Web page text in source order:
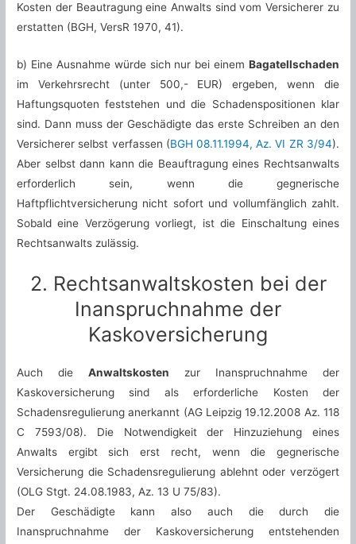
Kosten der Beautragung eine Anwalts sind vom Versicherer zu
erstatten (BGH, VersR 1970, 41).
b) Eine Ausnahme würde sich nur bei einem Bagatellschaden
im Verkehrsrecht (unter 500,- EUR) ergeben, wenn die
Haftungsquoten feststehen und die Schadenspositionen klar
sind. Dann muss der Geschädigte das erste Schreiben an den
Versicherer selbst verfassen (BGH 08.11.1994, Az. VI ZR 3/94).
Aber selbst dann kann die Beauftragung eines Rechtsanwalts
erforderlich sein, wenn die gegnerische
Haftpflichtversicherung nicht sofort und vollumfänglich zahlt.
Sobald eine Verzögerung vorliegt, ist die Einschaltung eines
Rechtsanwalts zulässig.
2. Rechtsanwaltskosten bei der
Inanspruchnahme der
Kaskoversicherung
Auch dieAnwaltskosten zur Inanspruchnahme der
Kaskoversicherung sind als erforderliche Kosten der
Schadensregulierung anerkannt (AG Leipzig 19.12.2008 Az. 118
C 7593/08). Die Notwendigkeit der Hinzuziehung eines
Anwalts ergibt sich erst recht, wenn die gegnerische
Versicherung die Schadensregulierung ablehnt oder verzögert
(OLG Stgt. 24.08.1983, Az. 13 U 75/83).
Der Geschädigte kann also auch die durch die
Inanspruchnahme der Kaskoversicherung entstehenden